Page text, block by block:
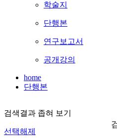
학술지
단행본
연구보고서
공개강의
home
단행본
검색결과 좁혀 보기
선택해제